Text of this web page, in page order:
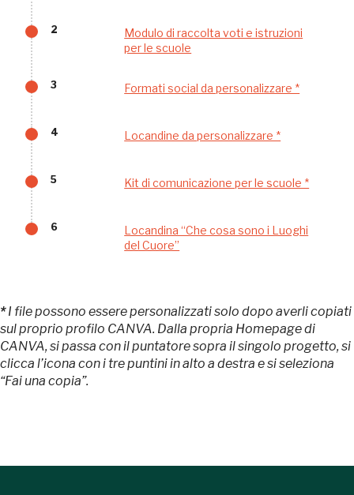
2
Modulo di raccolta voti e istruzioni
per le scuole
3 Formati social da personalizzare *
4 Locandine da personalizzare *
5 Kit di comunicazione per le scuole *
6
Locandina “Che cosa sono i Luoghi
del Cuore”
*I file possono essere personalizzati solo dopo averli copiati
sul proprio profilo CANVA. Dalla propria Homepage di
CANVA, si passa con il puntatore sopra il singolo progetto, si
clicca l’icona con i tre puntini in alto a destra e si seleziona
“Fai una copia”.
Ingresso gratuito
Gratis
Sansevero
Firenze
Gallerie